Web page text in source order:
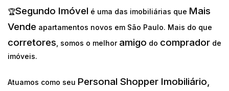
🏆Segundo Imóvel é uma das imobiliárias que Mais
Vende apartamentos novos em São Paulo. Mais do que
corretores , somos o melhor amigo do comprador de
imóveis.
Atuamos como seu Personal Shopper Imobiliário,